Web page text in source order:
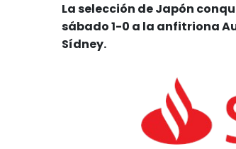
La selección de Japón
sábado 1-0 a la anfitriona
Sídney.